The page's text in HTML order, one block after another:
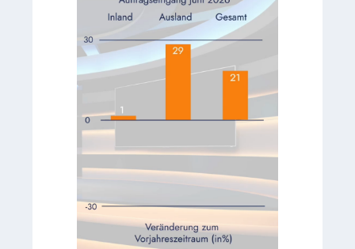
m
s
a
t
z
e
i
e
n
Q
n
D
m
c
s
r
ö
f